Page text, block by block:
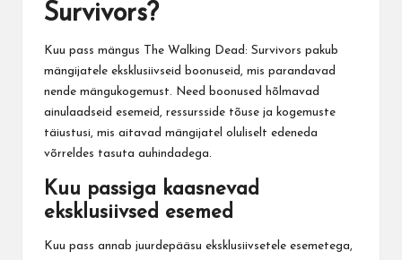
Survivors?
Kuu pass mängus The Walking Dead : Survivors pakub
mängijatele eksklusiivseid boonuseid, mis parandavad
nende mängukogemust. Need boonused hõlmavad
ainulaadseid esemeid, ressursside tõuse ja kogemuste
täiustusi, mis aitavad mängijatel oluliselt edeneda
võrreldes tasuta auhindadega.
Kuu passiga kaasnevad
eksklusiivsed esemed
Kuu pass annab juurdepääsu eksklusiivsetele esemetega,